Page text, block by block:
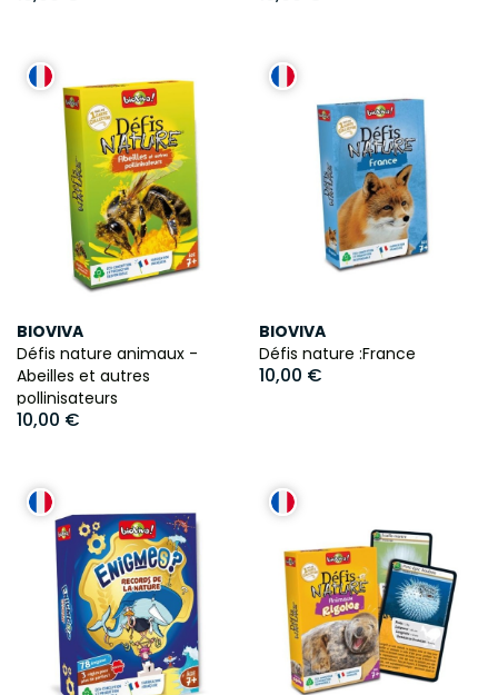
BIOVIVA
Défis nature animaux -
Abeilles et autres
pollinisateurs
10,00 €
BIOVIVA
Défis nature :France
10,00 €